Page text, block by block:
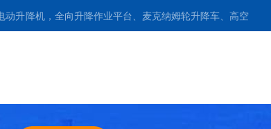
升降机，全向升降作业平台、麦克纳姆轮升降车、高空